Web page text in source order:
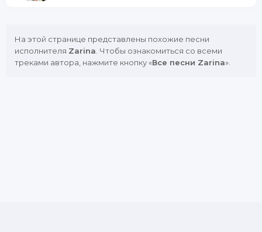
На этой странице представлены похожие песни
исполнителя Zarina . Чтобы ознакомиться со всеми
треками автора, нажмите кнопку «Все песни Zarina».